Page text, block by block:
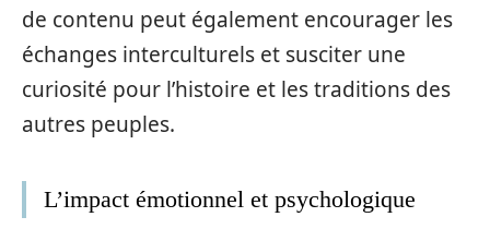
de contenu peut également encourager les
échanges interculturels et susciter une
curiosité pour l’histoire et les traditions des
autres peuples.
L’impact émotionnel et psychologique